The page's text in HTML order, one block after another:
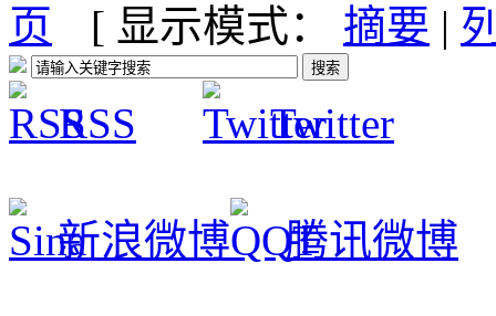
[ 显示模式： 摘要 |
RSS Twitter
新浪微博 腾讯微博